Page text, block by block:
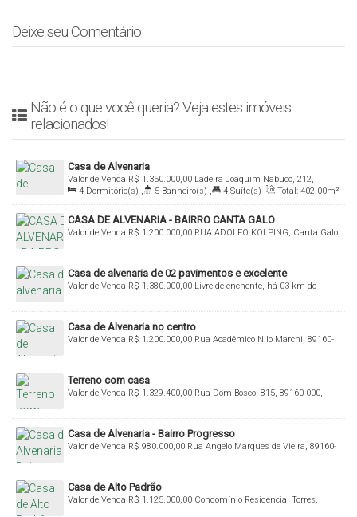
Deixe seu Comentário
Não é o que você queria? Veja estes imóveis
relacionados!
Casa de Alvenaria
R$ 1.350.000,00
Valor de Venda
Ladeira Joaquim Nabuco, 212,
89160-000, Centro, Rio do Sul, Santa Catarina, Brasil
4 Dormitório(s) , 5 Banheiro(s) , 4 Suíte(s) , Total: 402.00m²
,
2 Vaga(s) , Útil: 307.00m²
CASA DE ALVENARIA - BAIRRO CANTA GALO
R$ 1.200.000,00
Valor de Venda
RUA ADOLFO KOLPING, Canta Galo,
Casa de alvenaria de 02 pavimentos e excelente
acabamento! R$ 1.380.000,00
Valor de Venda
Livre de enchente, há 03 km do
Brasil
Casa de Alvenaria no centro
R$ 1.200.000,00
Valor de Venda
Rua Acadêmico Nilo Marchi, 89160-
Terreno com casa
R$ 1.329.400,00
Valor de Venda
Rua Dom Bosco, 815, 89160-000,
Casa de Alvenaria - Bairro Progresso
R$ 980.000,00
Valor de Venda
Rua Angelo Marques de Vieira, 89160-
Casa de Alto Padrão
R$ 1.125.000,00
Valor de Venda
Condomínio Residencial Torres,